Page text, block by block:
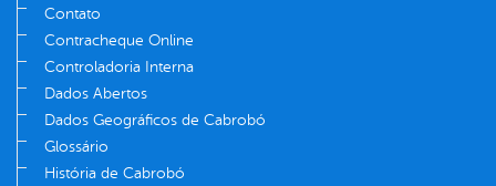
Contato
Contracheque Online
Controladoria Interna
Dados Abertos
Dados Geográficos de Cabrobó
Glossário
História de Cabrobó